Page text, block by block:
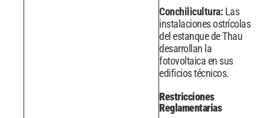
Conchilicultura: Las
instalaciones ostrícolas
del estanque de Thau
desarrollan la
fotovoltaica en sus
edificios técnicos.
Restricciones
Reglamentarias